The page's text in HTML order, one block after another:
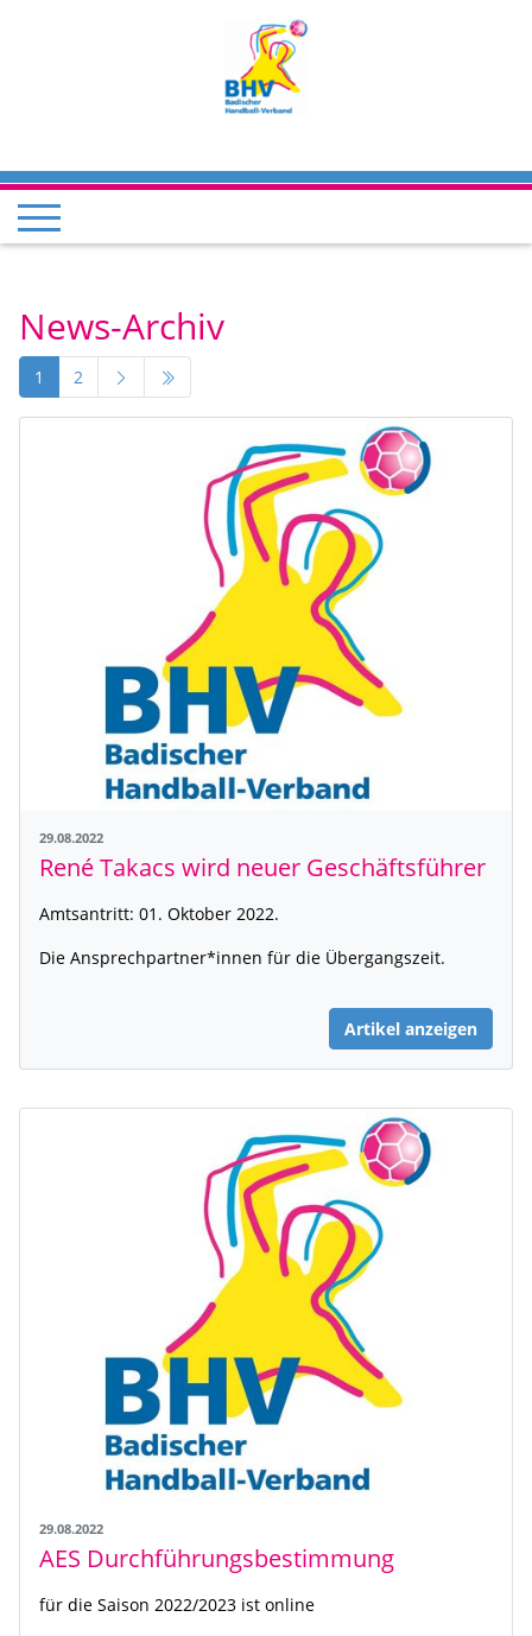
News-Archiv
1 2
29.08.2022
René Takacs wird neuer Geschäftsführer
Amtsantritt: 01. Oktober 2022.
Die Ansprechpartner*innen für die Übergangszeit.
Artikel anzeigen
29.08.2022
AES Durchführungsbestimmung
für die Saison 2022/2023 ist online